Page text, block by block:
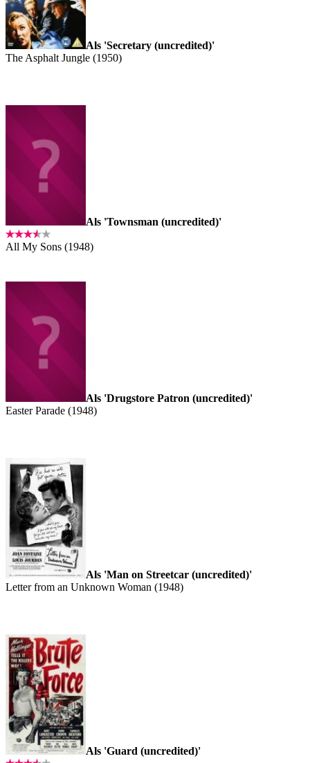
Als 'Secretary (uncredited)'
The Asphalt Jungle (1950)
Als 'Townsman (uncredited)'
All My Sons (1948)
Als 'Drugstore Patron (uncredited)'
Easter Parade (1948)
Als 'Man on Streetcar (uncredited)'
Letter from an Unknown Woman (1948)
Als 'Guard (uncredited)'